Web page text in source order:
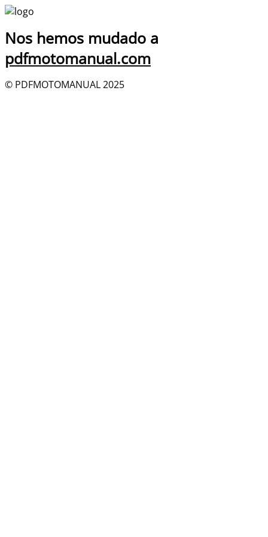
Nos hemos mudado a
pdfmotomanual.com
© PDFMOTOMANUAL 2025